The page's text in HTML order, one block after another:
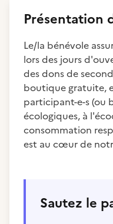
Présentation
Le/la bénévole
lors des jours
des dons de
boutique gratuite,
participant-e-s (ou
écologiques, à
consommation
est au cœur de
Sautez le